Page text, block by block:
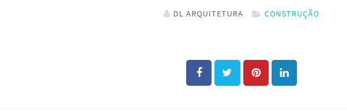
DL ARQUITETURA CONSTRUÇÃO